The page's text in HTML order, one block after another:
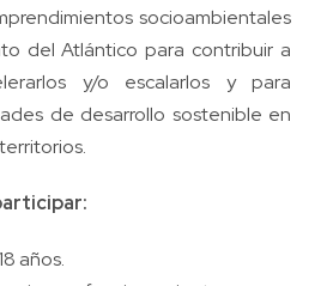
socioambientales
del Atlántico para contribuir a
y/o escalarlos y para
de desarrollo sostenible en
años.